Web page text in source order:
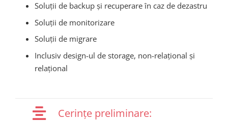
Soluții de backup și recuperare în caz de dezastru
Soluții de monitorizare
Soluții de migrare
Inclusiv design-ul de storage, non-relațional și
relațional
Cerințe preliminare: